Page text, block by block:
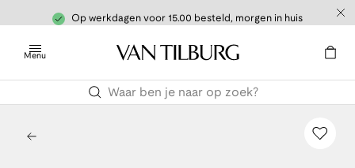
Op werkdagen voor 15.00 besteld, morgen in huis
Menu